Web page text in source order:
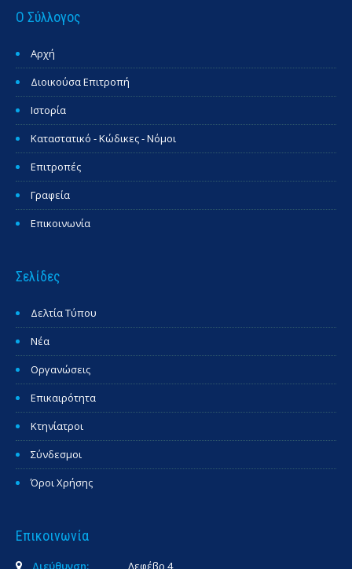
Ο Σύλλογος
Αρχή
Διοικούσα Επιτροπή
Ιστορία
Καταστατικό - Κώδικες - Νόμοι
Επιτροπές
Γραφεία
Επικοινωνία
Σελίδες
Δελτία Τύπου
Νέα
Οργανώσεις
Επικαιρότητα
Κτηνίατροι
Σύνδεσμοι
Όροι Χρήσης
Επικοινωνία
Διεύθυνση: Λεφέβρ 4